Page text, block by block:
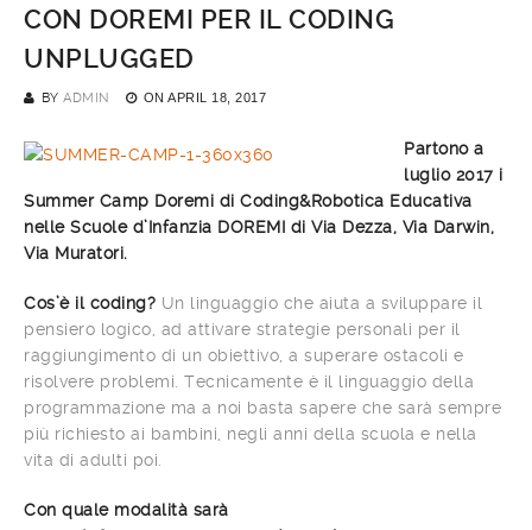
CON DOREMI PER IL CODING
UNPLUGGED
BY ADMIN ON APRIL 18, 2017
Partono a
luglio 2017 i
Summer Camp Doremi di Coding&Robotica Educativa
nelle Scuole d’Infanzia DOREMI di Via Dezza, Via Darwin,
Via Muratori.
Cos’è il coding? Un linguaggio che aiuta a sviluppare il
pensiero logico, ad attivare strategie personali per il
raggiungimento di un obiettivo, a superare ostacoli e
risolvere problemi. Tecnicamente è il linguaggio della
programmazione ma a noi basta sapere che sarà sempre
più richiesto ai bambini, negli anni della scuola e nella
vita di adulti poi.
Con quale modalità sarà